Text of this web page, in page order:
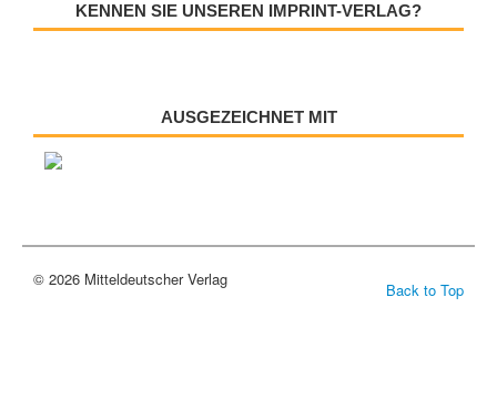
KENNEN SIE UNSEREN IMPRINT-VERLAG?
AUSGEZEICHNET MIT
Back to Top
© 2026 Mitteldeutscher Verlag